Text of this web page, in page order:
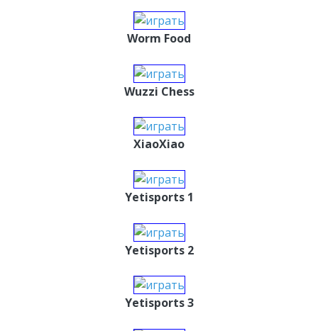
Worm Food
Wuzzi Chess
XiaoXiao
Yetisports 1
Yetisports 2
Yetisports 3